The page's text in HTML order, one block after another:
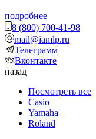
подробнее
8 (800) 700-41-98
mail@iamlp.ru
Телеграмм
Вконтакте
назад
Посмотреть все
Casio
Yamaha
Roland